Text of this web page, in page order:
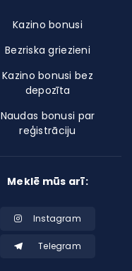
Kazino bonusi
Bezriska griezieni
Kazino bonusi bez
depozīta
Naudas bonusi par
reģistrāciju
Meklē mūs arī:
Instagram
Telegram